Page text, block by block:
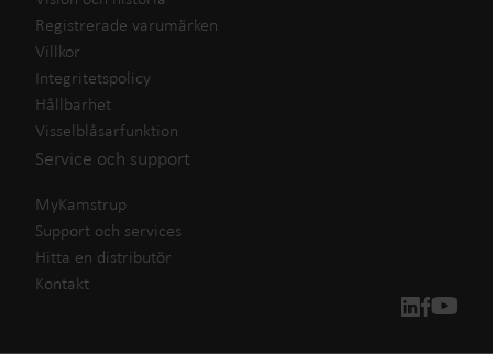
Registrerade varumärken
Villkor
Integritetspolicy
Hållbarhet
Visselblåsarfunktion
Service och support
MyKamstrup
Support och services
Hitta en distributör
Kontakt